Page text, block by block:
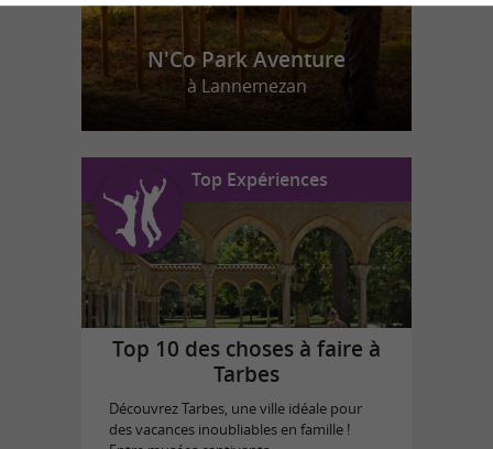
N'Co Park Aventure
à Lannemezan
Top Expériences
Top 10 des choses à faire à
Tarbes
Découvrez Tarbes, une ville idéale pour
des vacances inoubliables en famille !